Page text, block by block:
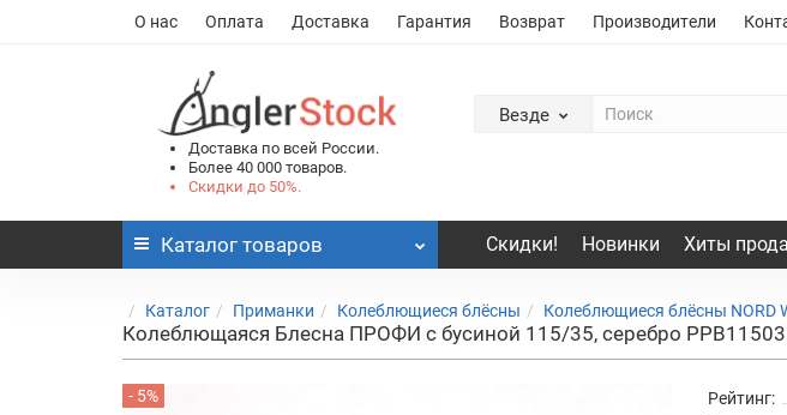
О нас Оплата Доставка Гарантия Возврат Производители
Доставка по всей России.
Более 40 000 товаров.
Скидки до 50%.
Везде
Каталог товаров Скидки! Новинки Хиты
Каталог Приманки Колеблющиеся блёсны Колеблющиеся блёсны NORD
Колеблющаяся Блесна ПРОФИ с бусиной 115/35, серебро
- 5% Рейтинг: